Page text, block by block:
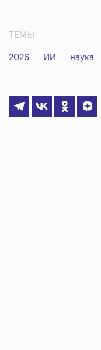
ТЕМЫ
2026 ИИ наука